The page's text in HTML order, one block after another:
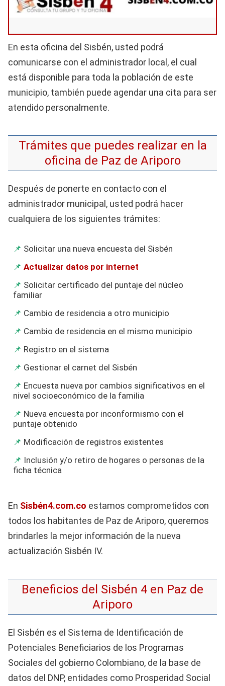
En esta oficina del Sisbén, usted podrá
comunicarse con el administrador local, el cual
está disponible para toda la población de este
municipio, también puede agendar una cita para ser
atendido personalmente.
Trámites que puedes realizar en la
oficina de Paz de Ariporo
Después de ponerte en contacto con el
administrador municipal, usted podrá hacer
cualquiera de los siguientes trámites:
Solicitar una nueva encuesta del Sisbén
Actualizar datos por internet
Solicitar certificado del puntaje del núcleo
familiar
Cambio de residencia a otro municipio
Cambio de residencia en el mismo municipio
Registro en el sistema
Gestionar el carnet del Sisbén
Encuesta nueva por cambios significativos en el
nivel socioeconómico de la familia
Nueva encuesta por inconformismo con el
puntaje obtenido
Modificación de registros existentes
Inclusión y/o retiro de hogares o personas de la
ficha técnica
En Sisbén4.com.co estamos comprometidos con
todos los habitantes de Paz de Ariporo, queremos
brindarles la mejor información de la nueva
actualización Sisbén IV.
Beneficios del Sisbén 4 en Paz de
Ariporo
El Sisbén es el Sistema de Identificación de
Potenciales Beneficiarios de los Programas
Sociales del gobierno Colombiano, de la base de
datos del DNP, entidades como Prosperidad Social